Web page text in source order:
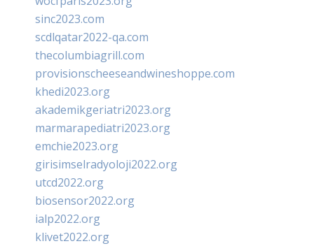
sinc2023.com
scdlqatar2022-qa.com
thecolumbiagrill.com
provisionscheeseandwineshoppe.com
khedi2023.org
akademikgeriatri2023.org
marmarapediatri2023.org
emchie2023.org
girisimselradyoloji2022.org
utcd2022.org
biosensor2022.org
ialp2022.org
klivet2022.org